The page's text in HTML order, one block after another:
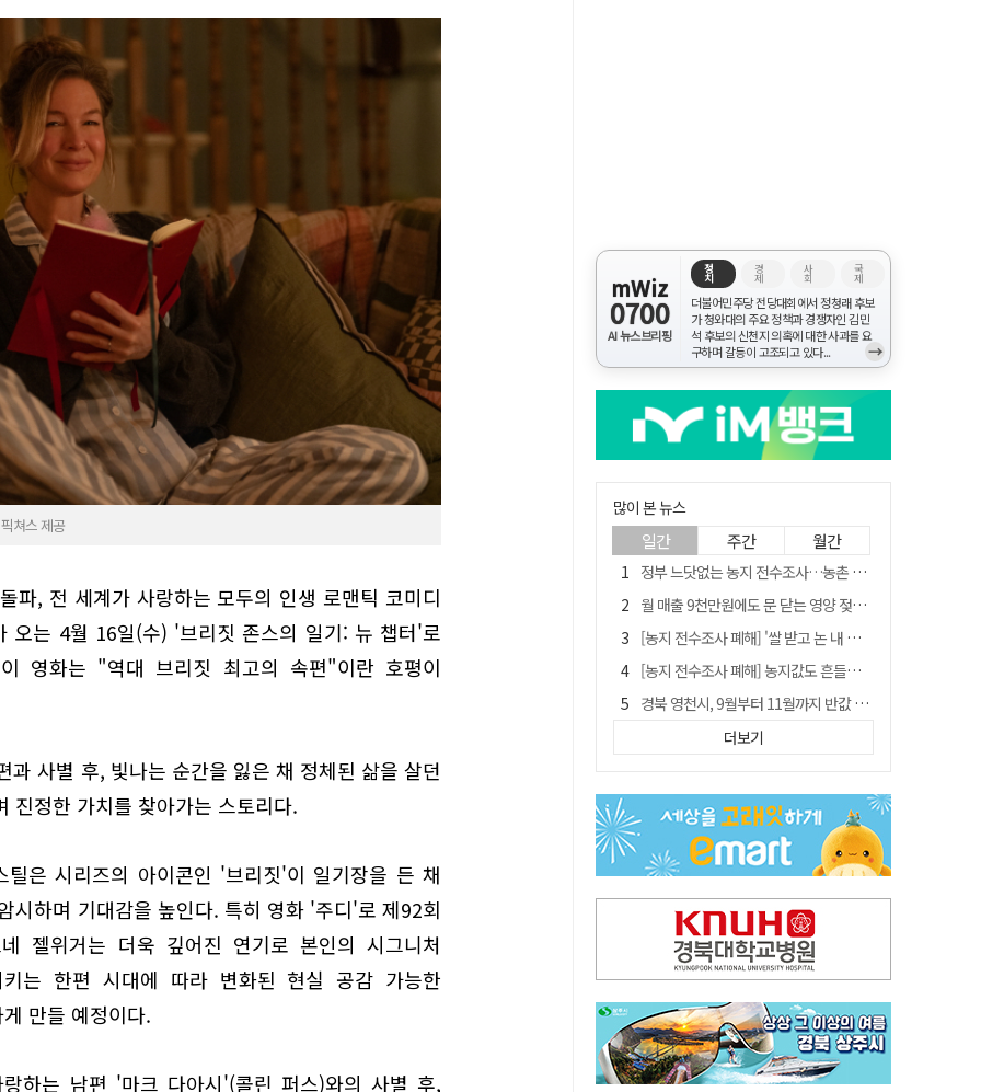
쳐스 제공
파, 전 세계가 사랑하는 모두의 인생 로맨틱 코미디
오는 4월 16일(수) '브리짓 존스의 일기: 뉴 챕터'로
영화는 "역대 브리짓 최고의 속편"이란 호평이
사별 후, 빛나는 순간을 잃은 채 정체된 삶을 살던
진정한 가치를 찾아가는 스토리다.
은 시리즈의 아이콘인 '브리짓'이 일기장을 든 채
시하며 기대감을 높인다. 특히 영화 '주디'로 제92회
젤위거는 더욱 깊어진 연기로 본인의 시그니처
는 한편 시대에 따라 변화된 현실 공감 가능한
만들 예정이다.
하는 남편 '마크 다아시'(콜린 퍼스)와의 사별 후,
mWiz
0700
AI 뉴스브리핑
정
치
경
제
사
회
국
제
더불어민주당 전당대회에서 정청래 후보
가 청와대의 주요 정책과 경쟁자인 김민
석 후보의 신천지 의혹에 대한 사과를 요
구하며 갈등이 고조되고 있다...
→
많이 본 뉴스
일간 주간 월간
정부 느닷없는 농지 전수조사…농촌 들쑤시는 '경자유전'의 칼날
월 매출 9천만원에도 문 닫는 영양 젖소농장… "일할 사람이 없어"
[농지 전수조사 폐해] '쌀 받고 논 내 준' 도지농 이제 어쩌나?
[농지 전수조사 폐해] 농지값도 흔들리나…"도지 막히면 헐값 매물 나올 수도"
경북 영천시, 9월부터 11월까지 반값 여행 혜택 제공
국민 51.9% "李 대통령 재판 재개 필요하다"
아쉬운 태클
[농지 전수조사 폐해] 실경작농·청년농 부담도 커진다
김주수 전 의성군수 공덕비 결국 철거… 문화재법 위반 원상복구
더보기